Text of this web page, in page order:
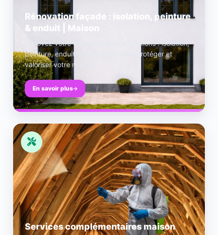
Rénovation façade : isolation, peinture
& enduit | Maison
Rénovez votre façade avec nos solutions : isolation,
peinture, enduit et nettoyage pour protéger et
valoriser votre maison.
En savoir plus
Services complémentaires maison